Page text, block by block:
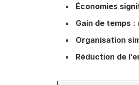
Économies
Gain de temps:
Organisation
Réduction de